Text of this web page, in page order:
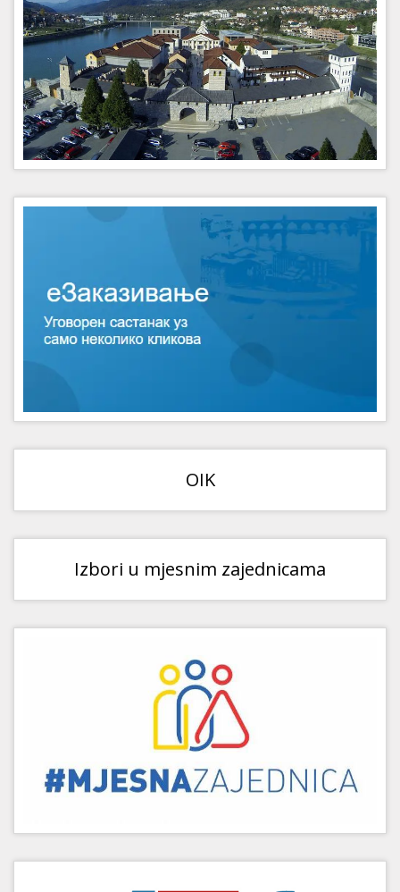
OIK
Izbori u mjesnim zajednicama